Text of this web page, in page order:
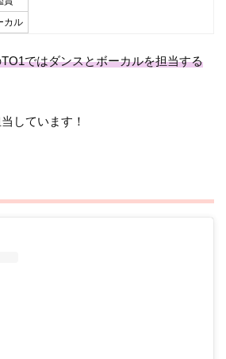
カル
ではダンスとボーカルを担当する
しています！